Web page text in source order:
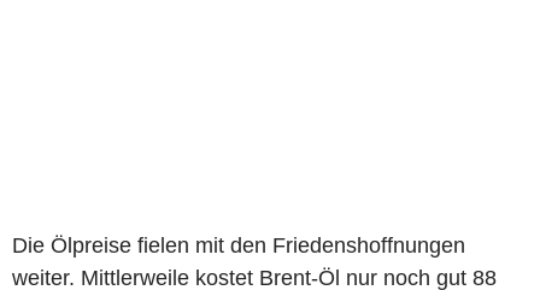
Die Ölpreise fielen mit den Friedenshoffnungen
weiter. Mittlerweile kostet Brent-Öl nur noch gut 88